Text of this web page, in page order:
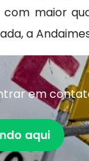
maior
a
em
aqui